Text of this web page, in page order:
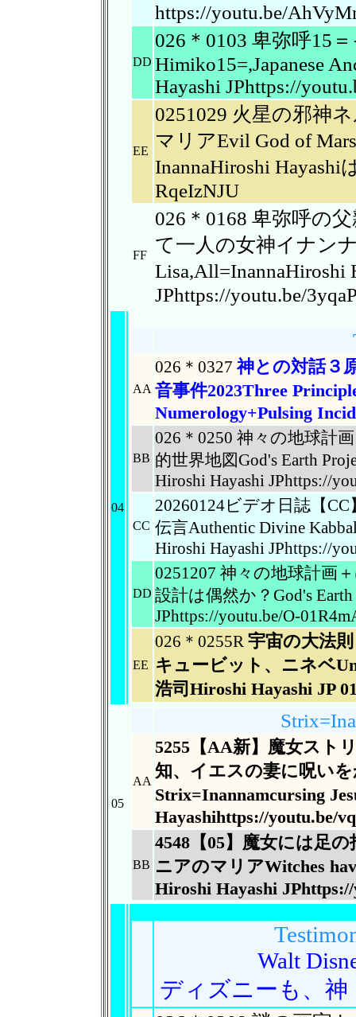
https://youtu.be/
DD
026＊0103 卑弥呼15
Himiko15=,Japanese
Hayashi JPhttps://
EE
0251029 火星の邪神
マリアEvil God of
InannaHiroshi Hayashi
RqeIzNJU
FF
026＊0168 卑弥呼の
て一人の女神イナン
Lisa,All=InannaHiroshi
JPhttps://youtu.be/
04
AA
026＊0327神との対話３
音事件2023Three
Numerology+Pulsing
BB
026＊0250 神々の地球計
的世界地図God's Earth
Hiroshi Hayashi JPhttps://
CC
20260124ビデオ日誌【
伝言Authentic Divine
Hiroshi Hayashi JPhttps://
DD
0251207 神々の地球計画
設計は偶然か？God's
JPhttps://youtu.be/O-
EE
026＊0255R 宇宙の大法
キュービット、ニネベ
浩司Hiroshi Hayashi JP
05
AA
5255【AA新】魔女スト
知、イエスの妻に呪い
Strix=Inannamcursing
Hayashihttps://youtu.be/
BB
4548【05】魔女には足
ニアのマリアWitches
Hiroshi Hayashi
Walt
ディズニーも、